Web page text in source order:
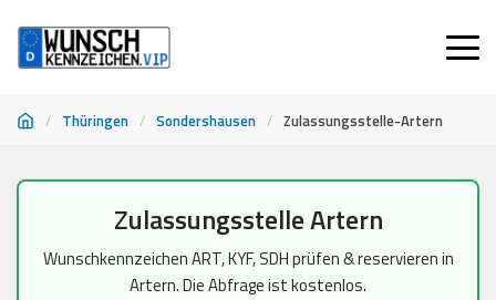
/ Thüringen / Sondershausen / Zulassungsstelle-Artern
springen
Zulassungsstelle Artern
Wunschkennzeichen ART, KYF, SDH prüfen & reservieren in
Artern. Die Abfrage ist kostenlos.